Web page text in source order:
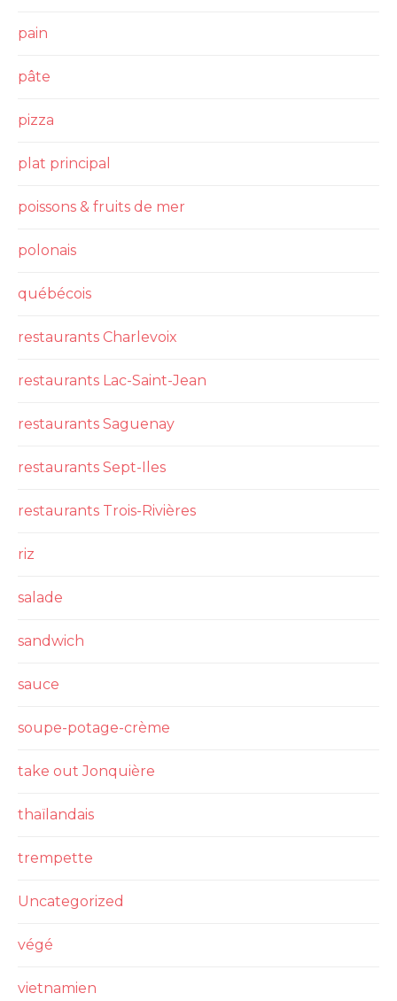
pain
pâte
pizza
plat principal
poissons & fruits de mer
polonais
québécois
restaurants Charlevoix
restaurants Lac-Saint-Jean
restaurants Saguenay
restaurants Sept-Iles
restaurants Trois-Rivières
riz
salade
sandwich
sauce
soupe-potage-crème
take out Jonquière
thaïlandais
trempette
Uncategorized
végé
vietnamien